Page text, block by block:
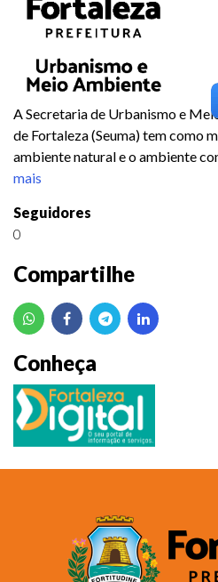
A Secretaria de Urbanismo e
de Fortaleza (Seuma) tem como
ambiente natural e o ambiente
mais
Seguidores
0
Compartilhe
Conheça